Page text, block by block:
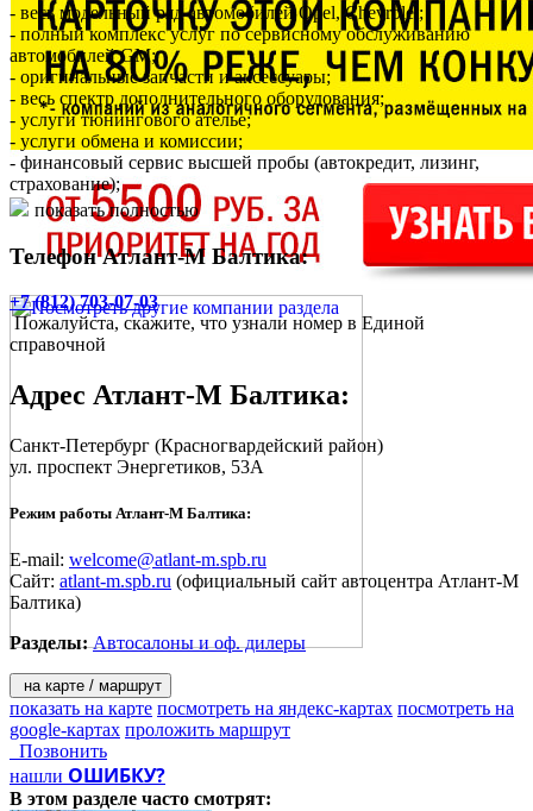
- весь модельный ряд автомобилей Opel, Chevrolet;
- полный комплекс услуг по сервисному обслуживанию
автомобилей GM;
- оригинальные запчасти и аксессуары;
- весь спектр дополнительного оборудования;
- услуги тюнингового ателье;
- услуги обмена и комиссии;
- финансовый сервис высшей пробы (автокредит, лизинг,
страхование);
- широкий набор дополнительных услуг;
- богатый набор корпоративных программ;
- система trade-in (прием автомобилей в зачет).
показать полностью
Телефон Атлант-М Балтика:
+7 (812) 703-07-03
Пожалуйста, скажите, что узнали номер в Единой
справочной
Адрес Атлант-М Балтика:
Санкт-Петербург (Красногвардейский район)
ул. проспект Энергетиков, 53А
Режим работы Атлант-М Балтика:
E-mail: welcome@atlant-m.spb.ru
Сайт: atlant-m.spb.ru (официальный сайт автоцентра Атлант-М
Балтика)
Разделы: Автосалоны и оф. дилеры
на карте / маршрут
показать на карте посмотреть на яндекс-картах посмотреть на
google-картах проложить маршрут
Позвонить
нашли ОШИБКУ?
В этом разделе часто смотрят: